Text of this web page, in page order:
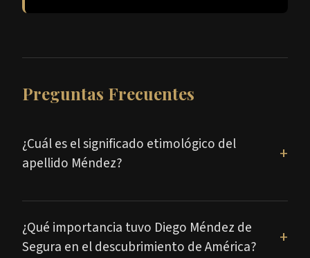
Preguntas Frecuentes
¿Cuál es el significado etimológico del
apellido Méndez?
+
¿Qué importancia tuvo Diego Méndez de
Segura en el descubrimiento de América?
+